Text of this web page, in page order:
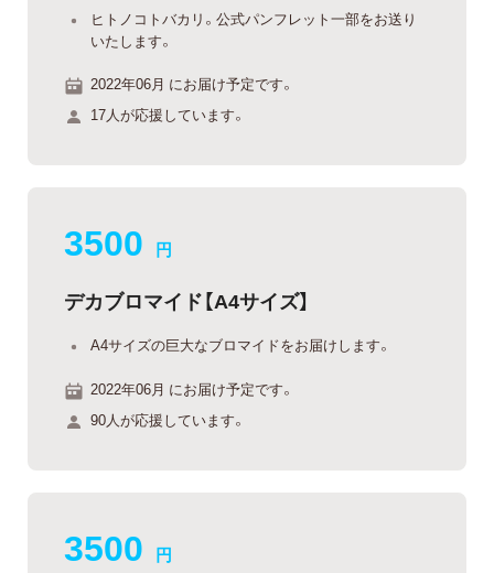
ヒトノコトバカリ。公式パンフレット一部をお送り
いたします。
2022年06月 にお届け予定です。
17人が応援しています。
3500 円
デカブロマイド【A4サイズ】
A4サイズの巨大なブロマイドをお届けします。
2022年06月 にお届け予定です。
90人が応援しています。
3500 円